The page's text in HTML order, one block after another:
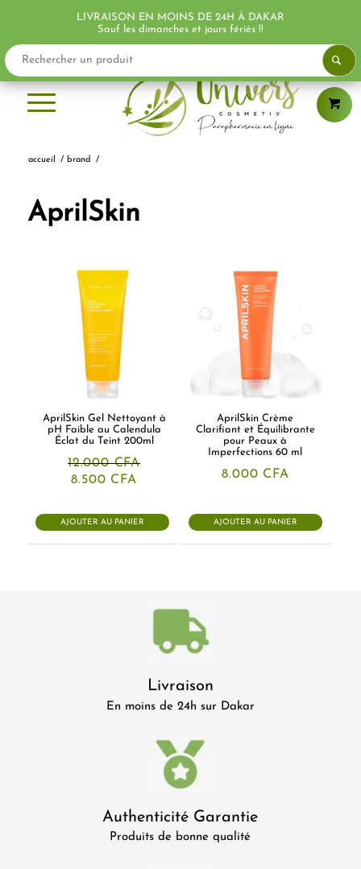
accueil / brand /
AprilSkin
AprilSkin Gel Nettoyant à
pH Faible au Calendula
Éclat du Teint 200ml
12.000CFA
Le
était :
12.000 CFA.
8.500 CFA
est :
8.500 CFA.
AJOUTER AU PANIER
AprilSkin Crème
Clarifiant et Équilibrante
pour Peaux à
Imperfections 60 ml
8.000 CFA
AJOUTER AU PANIER
LIVRAISON EN MOINS DE 24H À DAKAR
Sauf les dimanches et jours fériés !!
Livraison
En moins de 24h sur Dakar
Authenticité Garantie
Produits de bonne qualité